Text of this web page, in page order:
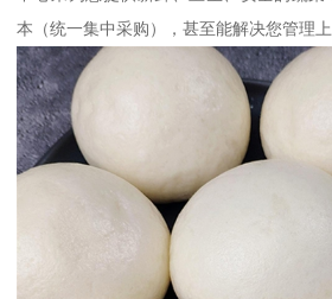
本（统一集中采购），甚至能解决您管理上